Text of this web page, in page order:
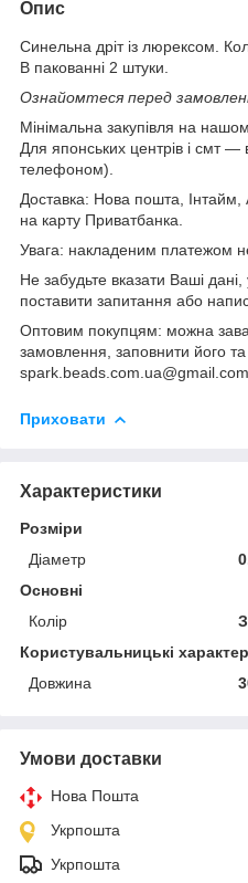
Опис
Синельна дріт із люрексом.
В пакованні 2 штуки.
Ознайомтеся перед
Мінімальна закупівля на
Для японських центрів і смт —
телефоном).
Доставка: Нова пошта,
на карту Приватбанка.
Увага: накладеним платежом
Не забудьте вказати Ваші
поставити запитання або
Оптовим покупцям: можна
замовлення, заповнити його
spark.beads.com.ua@gmail.com
Приховати
Характеристики
Розміри
Діаметр
Основні
Колір
Користувальницькі
Довжина
Умови доставки
Нова Пошта
Укрпошта
Укрпошта